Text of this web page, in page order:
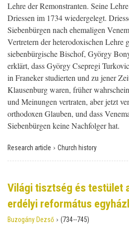
Lehre der Remonstranten. Seine
Driessen im 1734 wiedergelegt.
Siebenbürgen nach ehemaligen
Vertretern der heterodoxischen Lehre
siebenbürgische Bischof, György
erklärt, dass György Csepregi
in Franeker studierten und zu jener
Klausenburg waren, früher
und Meinungen vertraten, aber jetzt
orthodoxen Glauben, und dass
Siebenbürgen keine Nachfolger hat.
Research article › Church history
Világi tisztség és testület
erdélyi református
Buzogány Dezső › (734--745)